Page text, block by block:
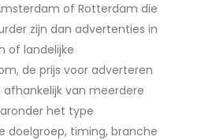
of Rotterdam die
zijn dan advertenties in
of landelijke
de prijs voor adverteren
afhankelijk van meerdere
het type
doelgroep, timing, branche